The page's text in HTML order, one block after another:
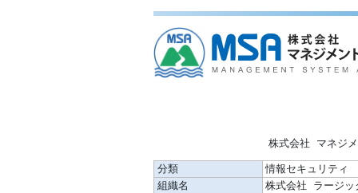
株式会社 マネジ
分類
情報セキュリティ
組織名
株式会社 ラージ